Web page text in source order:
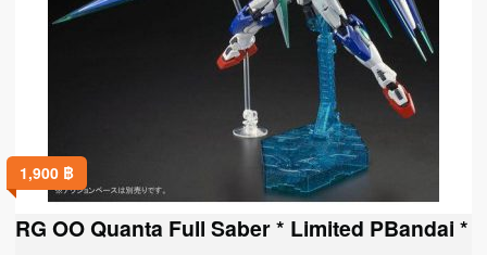
1,900 ฿
RG OO Quanta Full Saber * Limited PBandai *